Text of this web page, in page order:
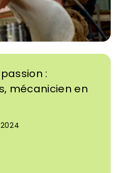
:
mécanicien en
2024